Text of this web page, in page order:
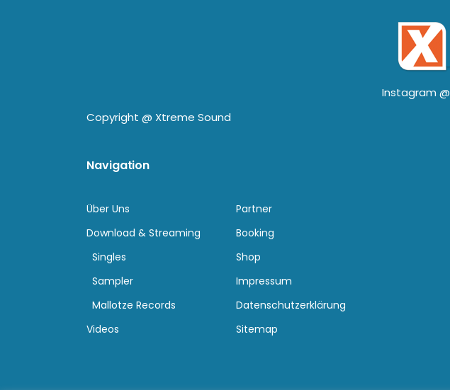
Instagram @
Copyright @ Xtreme Sound
Navigation
Über Uns
Download & Streaming
Singles
Sampler
Mallotze Records
Videos
Partner
Booking
Shop
Impressum
Datenschutzerklärung
Sitemap